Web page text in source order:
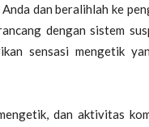
dan beralihlah ke
dengan sistem
sensasi mengetik
dan aktivitas